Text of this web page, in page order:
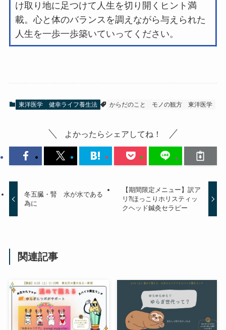
け取り地に足つけて人生を切り開くヒント満
載。心と体のバランスを調えながら与えられた
人生を一歩一歩築いていってください。
東洋医学 健幸ライフ養生法 からだのこと モノの観方 東洋医学
よかったらシェアしてね！
冬五臓・腎 水が水である
為に
【期間限定メニュー】訳ア
リ⁈ほっこりホリスティッ
クヘッド鍼灸セラピー
関連記事